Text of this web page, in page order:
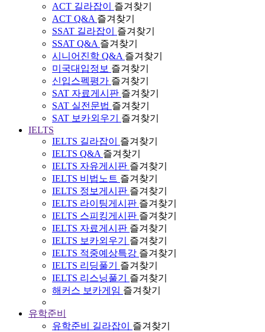
ACT 길라잡이
즐겨찾기
ACT Q&A 즐겨찾기
SSAT 길라잡이
즐겨찾기
SSAT Q&A 즐겨찾기
시니어진학 Q&A 즐겨찾기
미국대입정보 즐겨찾기
신입스펙평가 즐겨찾기
SAT 자료게시판 즐겨찾기
SAT 실전문법 즐겨찾기
SAT 보카외우기
즐겨찾기
IELTS
IELTS 길라잡이
즐겨찾기
IELTS Q&A 즐겨찾기
IELTS 자유게시판 즐겨찾기
IELTS 비법노트 즐겨찾기
IELTS 정보게시판 즐겨찾기
IELTS 라이팅게시판 즐겨찾기
IELTS 스피킹게시판 즐겨찾기
IELTS 자료게시판 즐겨찾기
IELTS 보카외우기
즐겨찾기
IELTS 적중예상특강 즐겨찾기
IELTS 리딩풀기
즐겨찾기
IELTS 리스닝풀기
즐겨찾기
해커스 보카게임 즐겨찾기
유학준비
유학준비 길라잡이
즐겨찾기